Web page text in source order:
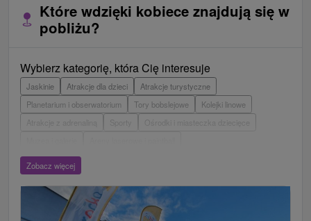
Które wdzięki kobiece znajdują się w
pobliżu?
Wybierz kategorię, która Cię interesuje
Jaskinie Atrakcje dla dzieci
Atrakcje turystyczne
Planetarium i obserwatorium
Tory bobslejowe
Kolejki linowe
Atrakcje z adrenaliną
Wieże obserwacyjne i chodniki
Escaperoom
Ogrody botaniczne
Parki miejskie i zamkowe
Loty widokowe i rejsy wycieczkowe
Tarcze
Zobacz więcej